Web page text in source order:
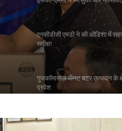
एनसीडीसी एमडी ने की ओडिशा में
समीक्षा
गुजकॉमासोल पीनट बटर उत्पादन के
प्रवेश
बिहार के मुख्यमंत्री ने की सहकारी